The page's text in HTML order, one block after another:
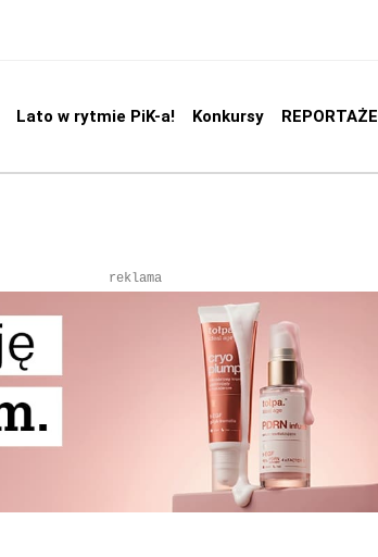
Lato w rytmie PiK-a! Konkursy REPORTAŻE
reklama